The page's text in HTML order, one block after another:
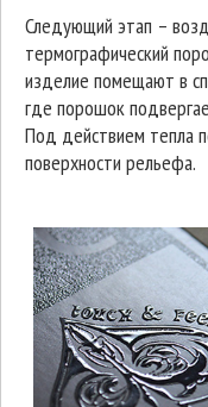
Следующий этап –
термографический
изделие помещают в
где порошок
Под действием тепла
поверхности рельефа.